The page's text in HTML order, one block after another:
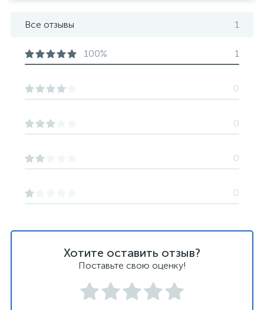
Хотите оставить отзыв?
Поставьте свою оценку!
Все отзывы 1
100% 1
0
0
0
0